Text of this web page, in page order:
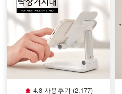
4.8 사용후기 (2,177)